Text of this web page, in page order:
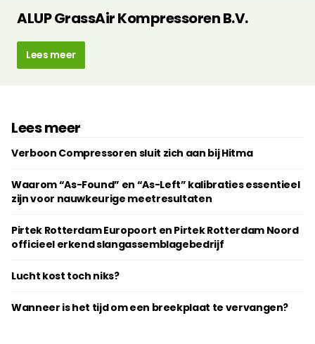
ALUP GrassAir Kompressoren B.V.
Lees meer
Lees meer
Verboon Compressoren sluit zich aan bij Hitma
Waarom “As-Found” en “As-Left” kalibraties essentieel
zijn voor nauwkeurige meetresultaten
Pirtek Rotterdam Europoort en Pirtek Rotterdam Noord
officieel erkend slangassemblagebedrijf
Lucht kost toch niks?
Wanneer is het tijd om een breekplaat te vervangen?